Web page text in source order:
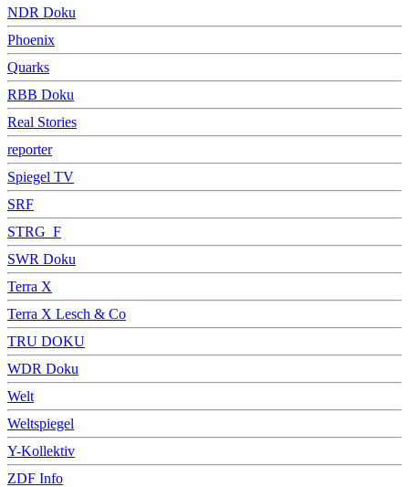
NDR Doku
Phoenix
Quarks
RBB Doku
Real Stories
reporter
Spiegel TV
SRF
STRG_F
SWR Doku
Terra X
Terra X Lesch & Co
TRU DOKU
WDR Doku
Welt
Weltspiegel
Y-Kollektiv
ZDF Info